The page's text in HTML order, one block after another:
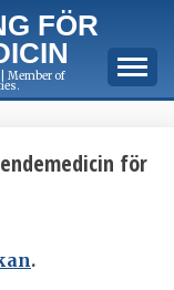
FÖR
Member of
för
.